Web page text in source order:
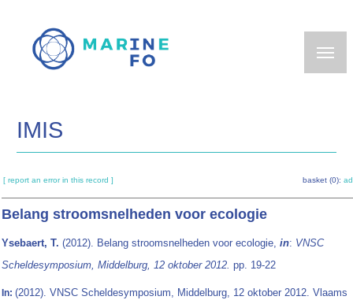
main
IMIS
[ report an error in this record ] basket (0):
Belang stroomsnelheden voor ecologie
Ysebaert, T. (2012). Belang stroomsnelheden voor ecologie, in: VNSC
Scheldesymposium, Middelburg, 12 oktober 2012. pp. 19-22
In: (2012). VNSC Scheldesymposium, Middelburg, 12 oktober 2012. Vlaams